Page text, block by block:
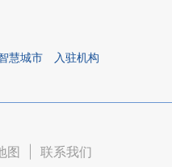
慧城市 入驻机构
图 联系我们